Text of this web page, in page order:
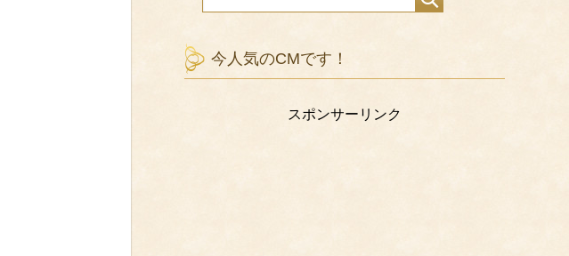
今人気のCMです！
スポンサーリンク